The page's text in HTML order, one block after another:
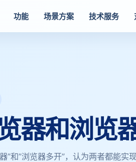
功能 场景方案 技术服务
器和浏览
”和”浏览器多开”，认为两者都能